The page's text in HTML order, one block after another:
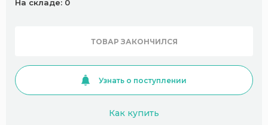
На складе: 0
ТОВАР ЗАКОНЧИЛСЯ
Узнать о поступлении
Как купить